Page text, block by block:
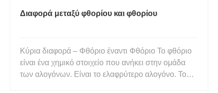
Διαφορά μεταξύ φθορίου και φθορίου
Κύρια διαφορά – Φθόριο έναντι Φθόριο Το φθόριο
είναι ένα χημικό στοιχείο που ανήκει στην ομάδα
των αλογόνων. Είναι το ελαφρύτερο αλογόνο. Το